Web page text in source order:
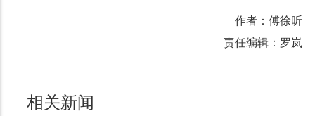
作者：傅徐昕
责任编辑：罗岚
相关新闻